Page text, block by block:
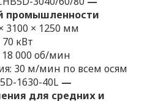
промышленности
3100 × 1250 мм
кВт
000 об/мин
30 м/мин по всем осям
1630-40L—
для средних и